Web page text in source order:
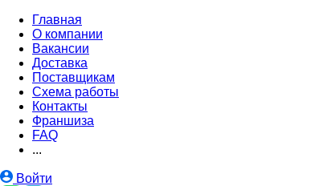
Главная
О компании
Вакансии
Доставка
Поставщикам
Схема работы
Контакты
Франшиза
FAQ
...
Войти